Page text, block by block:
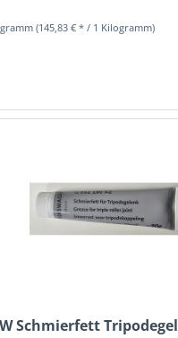
(145,83 € * / 1 Kilogramm)
Schmierfett